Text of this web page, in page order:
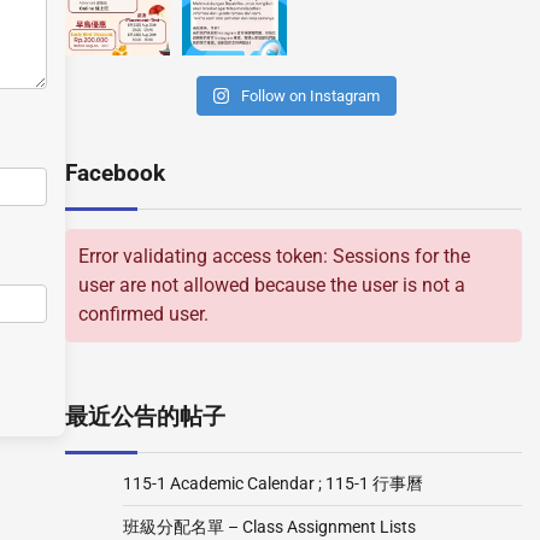
Follow on Instagram
Facebook
Error validating access token: Sessions for the
user are not allowed because the user is not a
confirmed user.
最近公告的帖子
115-1 Academic Calendar ; 115-1 行事曆
班級分配名單 – Class Assignment Lists